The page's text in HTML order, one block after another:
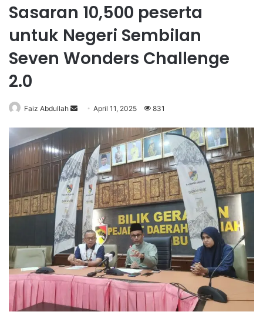
Sasaran 10,500 peserta
untuk Negeri Sembilan
Seven Wonders Challenge
2.0
Faiz Abdullah
d
a
n
e
m
l
April 11, 2025 831